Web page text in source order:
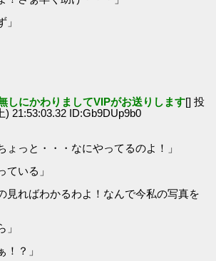
」
しにかわりましてVIPがお送りします[] 投
) 21:53:03.32 ID:Gb9DUp9b0
ょっと・・・なにやってるのよ！」
ている」
見ればわかるわよ！なんで今私の写真を
」
！？」